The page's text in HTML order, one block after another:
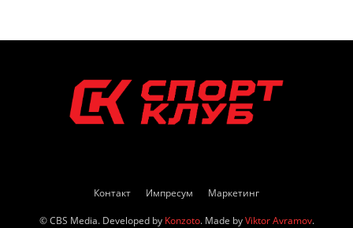
Контакт Импресум Маркетинг
© CBS Media. Developed by Konzoto. Made byViktor Avramov.